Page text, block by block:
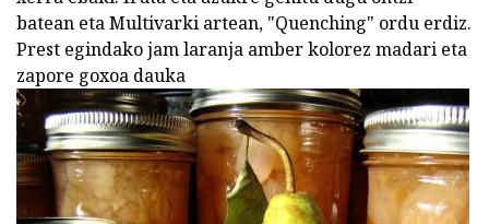
batean eta Multivarki artean, "Quenching" ordu erdiz.
Prest egindako jam laranja amber kolorez madari eta
zapore goxoa dauka